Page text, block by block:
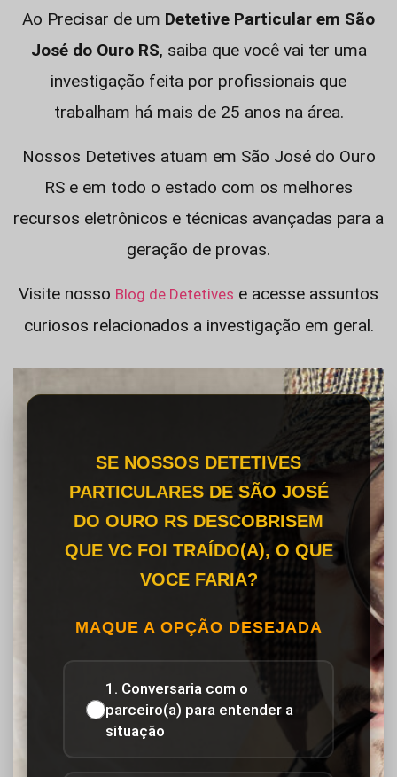
Ao Precisar de um Detetive Particular em São
José do Ouro RS, saiba que você vai ter uma
investigação feita por profissionais que
trabalham há mais de 25 anos na área.
Nossos Detetives atuam em São José do Ouro
RS e em todo o estado com os melhores
recursos eletrônicos e técnicas avançadas para a
geração de provas.
Visite nosso Blog de Detetives e acesse assuntos
curiosos relacionados a investigação em geral.
SE NOSSOS DETETIVES
PARTICULARES DE SÃO JOSÉ
DO OURO RS DESCOBRISEM
QUE VC FOI TRAÍDO(A), O QUE
VOCE FARIA?
MAQUE A OPÇÃO DESEJADA
1. Conversaria com o
parceiro(a) para entender a
situação